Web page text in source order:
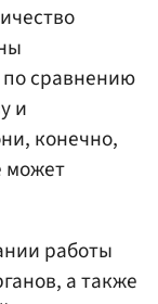
сравнению
и
конечно,
может
работы
а также